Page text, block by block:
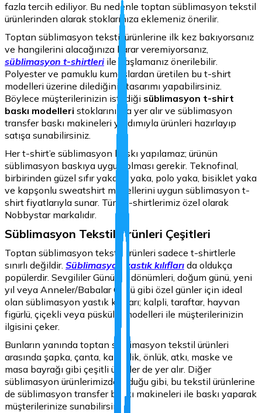
fazla tercih ediliyor. Bu nedenle toptan süblimasyon tekstil
ürünlerinden alarak stoklarınıza eklemeniz önerilir.
Toptan süblimasyon tekstil ürünlerine ilk kez bakıyorsanız
ve hangilerini alacağınıza karar veremiyorsanız,
süblimasyon t-shirtleriile başlamanız önerilebilir.
Polyester ve pamuklu kumaşlardan üretilen bu t-shirt
modelleri üzerine dilediğiniz tasarımı yapabilirsiniz.
Böylece müşterilerinizin istediği süblimasyon t-shirt
baskı modelleri stoklarınızda yer alır ve süblimasyon
transfer baskı makineleri yardımıyla ürünleri hazırlayıp
satışa sunabilirsiniz.
Her t-shirt’e süblimasyon baskı yapılamaz; ürünün
süblimasyon baskıya uygun olması gerekir. Teknofinal,
birbirinden güzel sıfır yaka, V yaka, polo yaka, bisiklet yaka
ve kapşonlu sweatshirt modellerini uygun süblimasyon t-
shirt fiyatlarıyla sunar. Tüm T-shirtlerimiz özel olarak
Nobbystar markalıdır.
Süblimasyon Tekstil Ürünleri Çeşitleri
Toptan süblimasyon tekstil ürünleri sadece t-shirtlerle
sınırlı değildir. Süblimasyon yastık kılıfları da oldukça
popülerdir. Sevgililer Günü, yıl dönümleri, doğum günü, yeni
yıl veya Anneler/Babalar Günü gibi özel günler için ideal
olan süblimasyon yastık kılıfları; kalpli, taraftar, hayvan
figürlü, çiçekli veya püsküllü modelleri ile müşterilerinizin
ilgisini çeker.
Bunların yanında toptan süblimasyon tekstil ürünleri
arasında şapka, çanta, kalemlik, önlük, atkı, maske ve
masa bayrağı gibi çeşitli ürünler de yer alır. Diğer
süblimasyon ürünlerimizde olduğu gibi, bu tekstil ürünlerine
de süblimasyon transfer baskı makineleri ile baskı yaparak
müşterilerinize sunabilirsiniz.